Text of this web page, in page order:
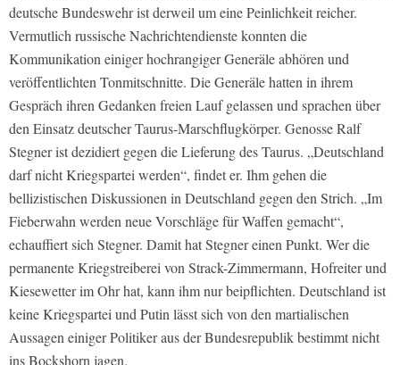
deutsche Bundeswehr ist derweil um eine Peinlichkeit reicher.
Vermutlich russische Nachrichtendienste konnten die
Kommunikation einiger hochrangiger Generäle abhören und
veröffentlichten Tonmitschnitte. Die Generäle hatten in ihrem
Gespräch ihren Gedanken freien Lauf gelassen und sprachen über
den Einsatz deutscher Taurus-Marschflugkörper. Genosse Ralf
Stegner ist dezidiert gegen die Lieferung des Taurus. „Deutschland
darf nicht Kriegspartei werden“, findet er. Ihm gehen die
bellizistischen Diskussionen in Deutschland gegen den Strich. „Im
Fieberwahn werden neue Vorschläge für Waffen gemacht“,
echauffiert sich Stegner. Damit hat Stegner einen Punkt. Wer die
permanente Kriegstreiberei von Strack-Zimmermann, Hofreiter und
Kiesewetter im Ohr hat, kann ihm nur beipflichten. Deutschland ist
keine Kriegspartei und Putin lässt sich von den martialischen
Aussagen einiger Politiker aus der Bundesrepublik bestimmt nicht
ins Bockshorn jagen.